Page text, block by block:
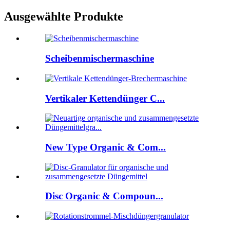
Ausgewählte Produkte
Scheibenmischermaschine
Vertikaler Kettendünger C...
New Type Organic & Com...
Disc Organic & Compoun...